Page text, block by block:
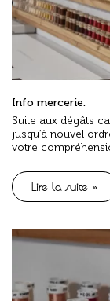
Info mercerie.
Suite aux dégâts
jusqu’à nouvel
votre
Lire la suite »